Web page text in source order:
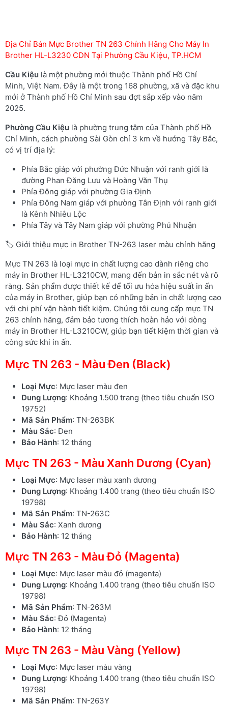
Địa Chỉ Bán Mực Brother TN 263 Chính Hãng Cho Máy In
Brother HL-L3230 CDN Tại Phường Cầu Kiệu, TP.HCM
Cầu Kiệu là một phường mới thuộc Thành phố Hồ Chí
Minh, Việt Nam. Đây là một trong 168 phường, xã và đặc khu
mới ở Thành phố Hồ Chí Minh sau đợt sắp xếp vào năm
2025.
Phường Cầu Kiệu là phường trung tâm của Thành phố Hồ
Chí Minh, cách phường Sài Gòn chỉ 3 km về hướng Tây Bắc,
có vị trí địa lý:
Phía Bắc giáp với phường Đức Nhuận với ranh giới là
đường Phan Đăng Lưu và Hoàng Văn Thụ
Phía Đông giáp với phường Gia Định
Phía Đông Nam giáp với phường Tân Định với ranh giới
là Kênh Nhiêu Lộc
Phía Tây và Tây Nam giáp với phường Phú Nhuận
🏷️ Giới thiệu mực in Brother TN-263 laser màu chính hãng
Mực TN 263 là loại mực in chất lượng cao dành riêng cho
máy in Brother HL-L3210CW, mang đến bản in sắc nét và rõ
ràng. Sản phẩm được thiết kế để tối ưu hóa hiệu suất in ấn
của máy in Brother, giúp bạn có những bản in chất lượng cao
với chi phí vận hành tiết kiệm. Chúng tôi cung cấp mực TN
263 chính hãng, đảm bảo tương thích hoàn hảo với dòng
máy in Brother HL-L3210CW, giúp bạn tiết kiệm thời gian và
công sức khi in ấn.
Mực TN 263 - Màu Đen (Black)
Loại Mực: Mực laser màu đen
Dung Lượng: Khoảng 1.500 trang (theo tiêu chuẩn ISO
19752)
Mã Sản Phẩm: TN-263BK
Màu Sắc: Đen
Bảo Hành: 12 tháng
Mực TN 263 - Màu Xanh Dương (Cyan)
Loại Mực: Mực laser màu xanh dương
Dung Lượng: Khoảng 1.400 trang (theo tiêu chuẩn ISO
19798)
Mã Sản Phẩm: TN-263C
Màu Sắc: Xanh dương
Bảo Hành: 12 tháng
Mực TN 263 - Màu Đỏ (Magenta)
Loại Mực: Mực laser màu đỏ (magenta)
Dung Lượng: Khoảng 1.400 trang (theo tiêu chuẩn ISO
19798)
Mã Sản Phẩm: TN-263M
Màu Sắc: Đỏ (Magenta)
Bảo Hành: 12 tháng
Mực TN 263 - Màu Vàng (Yellow)
Loại Mực: Mực laser màu vàng
Dung Lượng: Khoảng 1.400 trang (theo tiêu chuẩn ISO
19798)
Mã Sản Phẩm: TN-263Y